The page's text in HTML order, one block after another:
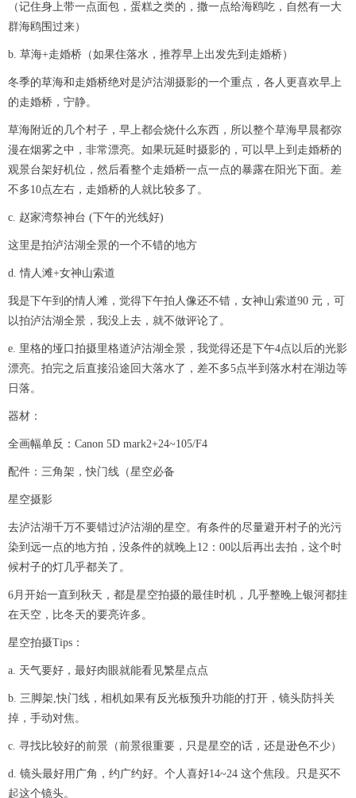
（记住身上带一点面包，蛋糕之类的，撒一点给海鸥吃，自然有一大
群海鸥围过来）
b. 草海+走婚桥（如果住落水，推荐早上出发先到走婚桥）
冬季的草海和走婚桥绝对是泸沽湖摄影的一个重点，各人更喜欢早上
的走婚桥，宁静。
草海附近的几个村子，早上都会烧什么东西，所以整个草海早晨都弥
漫在烟雾之中，非常漂亮。如果玩延时摄影的，可以早上到走婚桥的
观景台架好机位，然后看整个走婚桥一点一点的暴露在阳光下面。差
不多10点左右，走婚桥的人就比较多了。
c. 赵家湾祭神台 (下午的光线好)
这里是拍泸沽湖全景的一个不错的地方
d. 情人滩+女神山索道
我是下午到的情人滩，觉得下午拍人像还不错，女神山索道90 元，可
以拍泸沽湖全景，我没上去，就不做评论了。
e. 里格的垭口拍摄里格道泸沽湖全景，我觉得还是下午4点以后的光影
漂亮。拍完之后直接沿途回大落水了，差不多5点半到落水村在湖边等
日落。
器材：
全画幅单反：Canon 5D mark2+24~105/F4
配件：三角架，快门线（星空必备
星空摄影
去泸沽湖千万不要错过泸沽湖的星空。有条件的尽量避开村子的光污
染到远一点的地方拍，没条件的就晚上12：00以后再出去拍，这个时
候村子的灯几乎都关了。
6月开始一直到秋天，都是星空拍摄的最佳时机，几乎整晚上银河都挂
在天空，比冬天的要亮许多。
星空拍摄Tips：
a. 天气要好，最好肉眼就能看见繁星点点
b. 三脚架,快门线，相机如果有反光板预升功能的打开，镜头防抖关
掉，手动对焦。
c. 寻找比较好的前景（前景很重要，只是星空的话，还是逊色不少）
d. 镜头最好用广角，约广约好。个人喜好14~24 这个焦段。只是买不
起这个镜头。